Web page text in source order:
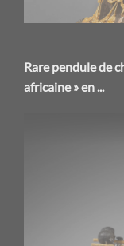
Rare pendule de
africaine » en ...